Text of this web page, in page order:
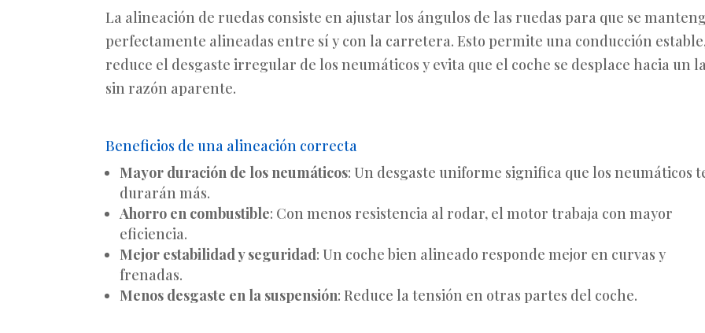
La alineación de ruedas consiste en ajustar los ángulos de las ruedas para que se
perfectamente alineadas entre sí y con la carretera. Esto permite una conducción
reduce el desgaste irregular de los neumáticos y evita que el coche se desplace hacia un
sin razón aparente.
Beneficios de una alineación correcta
Mayor duración de los neumáticos: Un desgaste uniforme significa que los neumáticos
durarán más.
Ahorro en combustible: Con menos resistencia al rodar, el motor trabaja con mayor
eficiencia.
Mejor estabilidad y seguridad: Un coche bien alineado responde mejor en curvas y
frenadas.
Menos desgaste en la suspensión: Reduce la tensión en otras partes del coche.